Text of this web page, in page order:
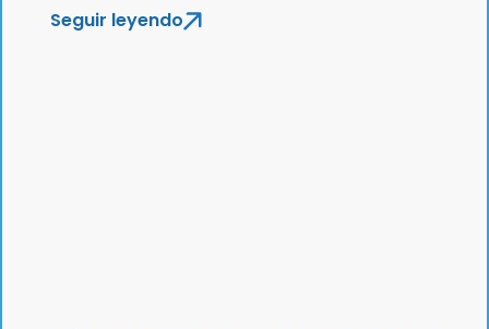
Seguir leyendo